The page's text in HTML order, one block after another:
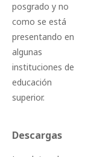
posgrado y no
como se está
presentando en
algunas
instituciones de
educación
superior.
Descargas